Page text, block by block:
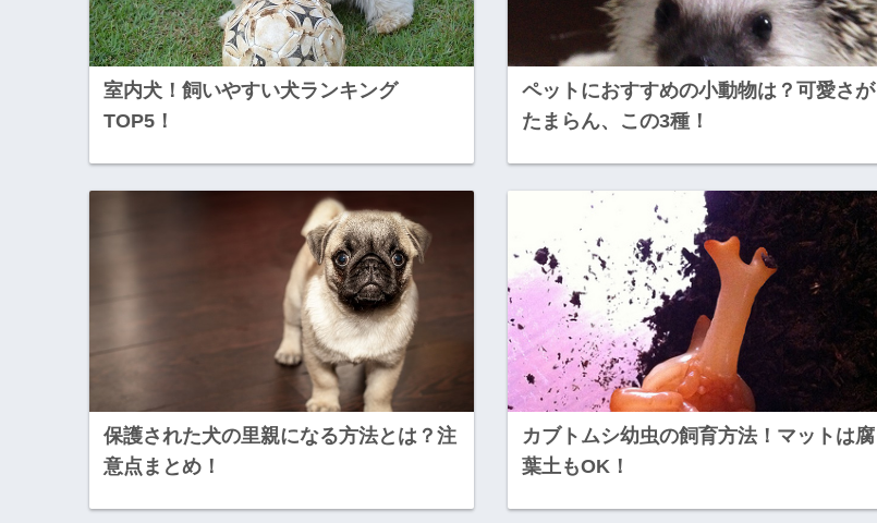
室内犬！飼いやすい犬ランキング
TOP5！
ペットにおすすめの小動物は？可愛さが
たまらん、この3種！
保護された犬の里親になる方法とは？注
意点まとめ！
カブトムシ幼虫の飼育方法！マットは腐
葉土もOK！